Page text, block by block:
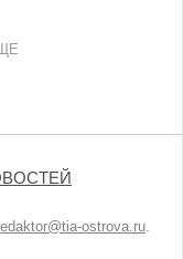
ostrova.ru.